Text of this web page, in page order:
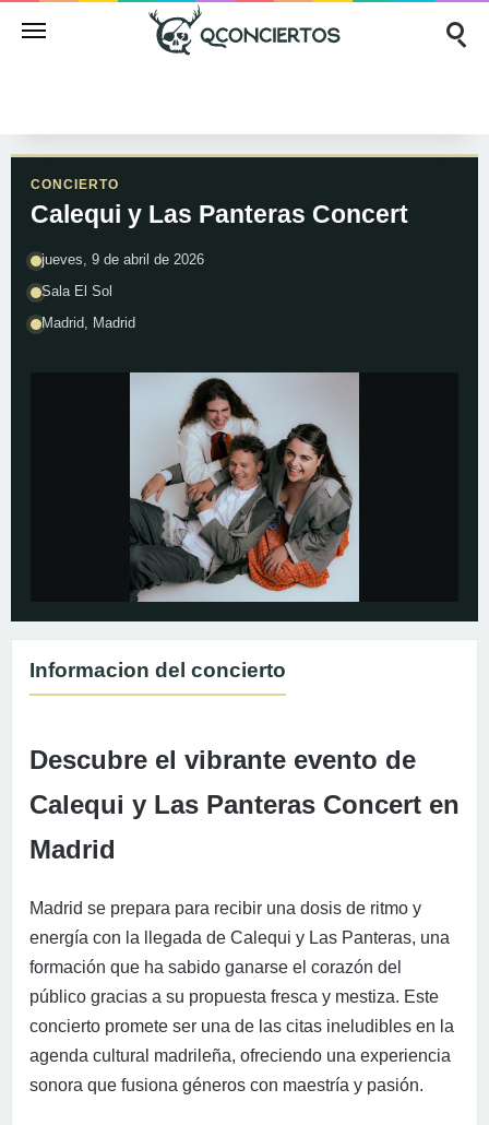
CONCIERTO
Calequi y Las Panteras Concert
jueves, 9 de abril de 2026
Sala El Sol
Madrid, Madrid
Informacion del concierto
Descubre el vibrante evento de
Calequi y Las Panteras Concert en
Madrid
Madrid se prepara para recibir una dosis de ritmo y
energía con la llegada de Calequi y Las Panteras, una
formación que ha sabido ganarse el corazón del
público gracias a su propuesta fresca y mestiza. Este
concierto promete ser una de las citas ineludibles en la
agenda cultural madrileña, ofreciendo una experiencia
sonora que fusiona géneros con maestría y pasión.